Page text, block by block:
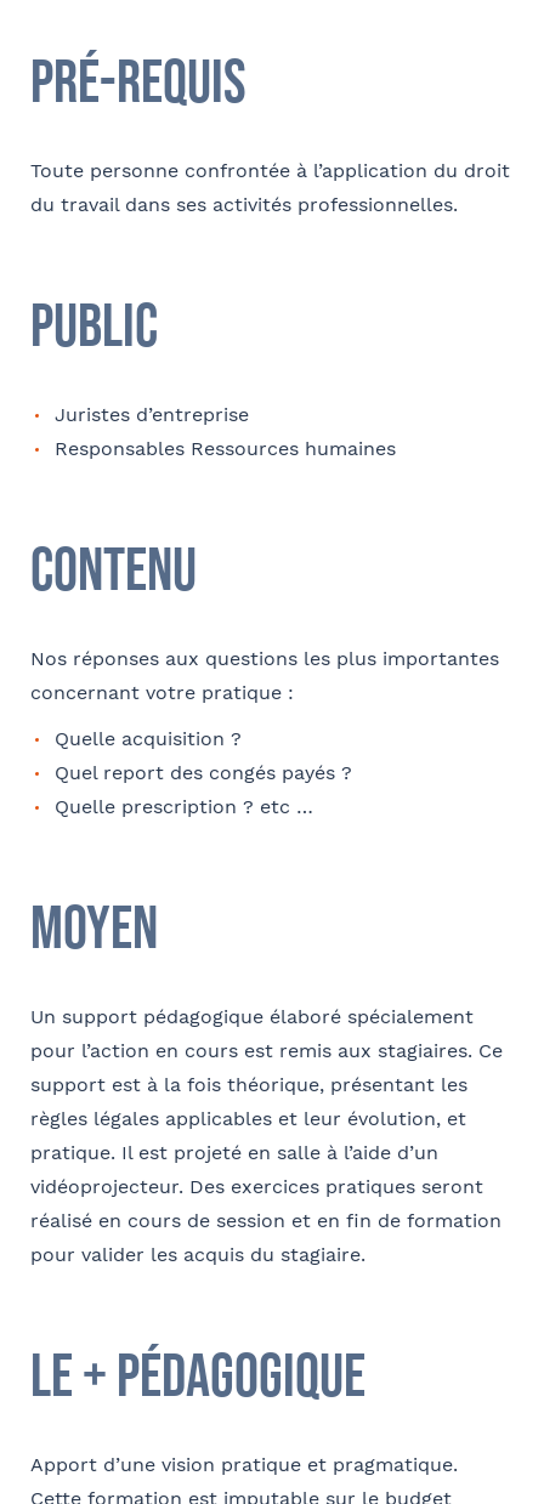
Pré-requis
Toute personne confrontée à l’application du droit
du travail dans ses activités professionnelles.
Public
Juristes d’entreprise
Responsables Ressources humaines
Contenu
Nos réponses aux questions les plus importantes
concernant votre pratique :
Quelle acquisition ?
Quel report des congés payés ?
Quelle prescription ? etc …
Moyen
Un support pédagogique élaboré spécialement
pour l’action en cours est remis aux stagiaires. Ce
support est à la fois théorique, présentant les
règles légales applicables et leur évolution, et
pratique. Il est projeté en salle à l’aide d’un
vidéoprojecteur. Des exercices pratiques seront
réalisé en cours de session et en fin de formation
pour valider les acquis du stagiaire.
le + pédagogique
Apport d’une vision pratique et pragmatique.
Cette formation est imputable sur le budget
Téléphone
E-mail
Nom et Prénom
Téléphone
E-mail
OPCO
Adresse
Code postal
Coordonnées de mon filleul
Nom
Société
Fonction
J'autorise Barthélémy Avocats à utiliser mes
données pour l'envoi d'informations juridiques
et d'invitations aux formations et événements
du cabinetFACULTATIF
Je m'inscris
modifiée en 2004, vous bénéficiez d’un droit d’accès et de
rectification aux informations qui vous concernent, que vous pouvez
exercer en adressant un mail à communication@barthelemy-
Tapez votre recherche et
Sélectionnez votre bureau